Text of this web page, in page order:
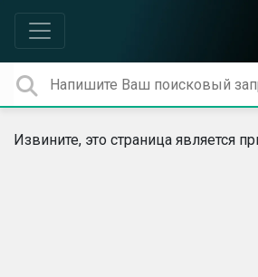
Извините, это страница является